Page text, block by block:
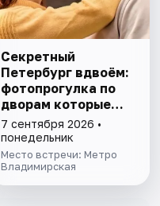
Секретный
Петербург вдвоём:
фотопрогулка по
дворам которые
знают только
местные
7 сентября 2026 •
понедельник
Место встречи: Метро
Владимирская